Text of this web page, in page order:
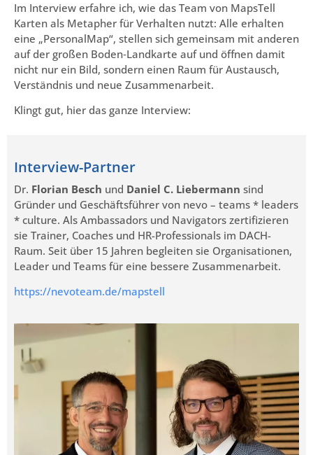
Im Interview erfahre ich, wie das Team von MapsTell
Karten als Metapher für Verhalten nutzt: Alle erhalten
eine „PersonalMap“, stellen sich gemeinsam mit anderen
auf der großen Boden‑Landkarte auf und öffnen damit
nicht nur ein Bild, sondern einen Raum für Austausch,
Verständnis und neue Zusammenarbeit.
Klingt gut, hier das ganze Interview:
Interview-Partner
Dr. Florian Besch und Daniel C. Liebermann sind
Gründer und Geschäftsführer von nevo – teams * leaders
* culture. Als Ambassadors und Navigators zertifizieren
sie Trainer, Coaches und HR-Professionals im DACH-
Raum. Seit über 15 Jahren begleiten sie Organisationen,
Leader und Teams für eine bessere Zusammenarbeit.
https://nevoteam.de/mapstell